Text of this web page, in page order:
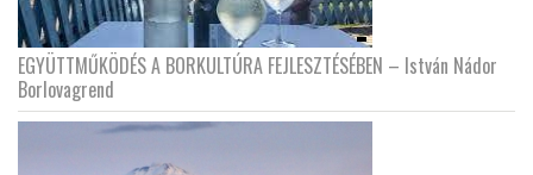
EGYÜTTMŰKÖDÉS A BORKULTÚRA FEJLESZTÉSÉBEN – István Nádor
Borlovagrend